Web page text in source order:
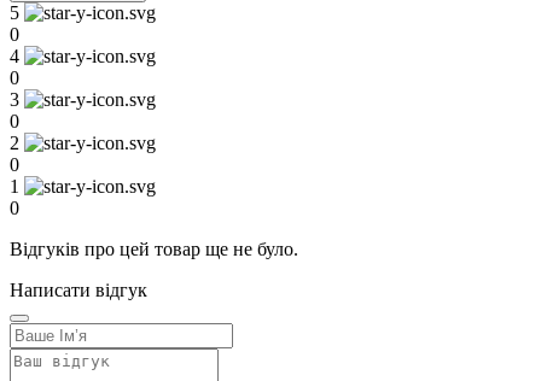
5
0
4
0
3
0
2
0
1
0
Відгуків про цей товар ще не було.
Написати відгук